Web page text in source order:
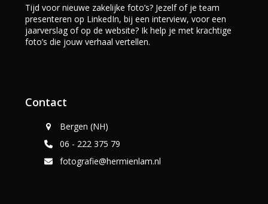
Tijd voor nieuwe zakelijke foto’s? Jezelf of je team
presenteren op LinkedIn, bij een interview, voor een
jaarverslag of op de website? Ik help je met krachtige
foto’s die jouw verhaal vertellen.
Contact
Bergen (NH)
06 - 222 375 79
fotografie@hermienlam.nl